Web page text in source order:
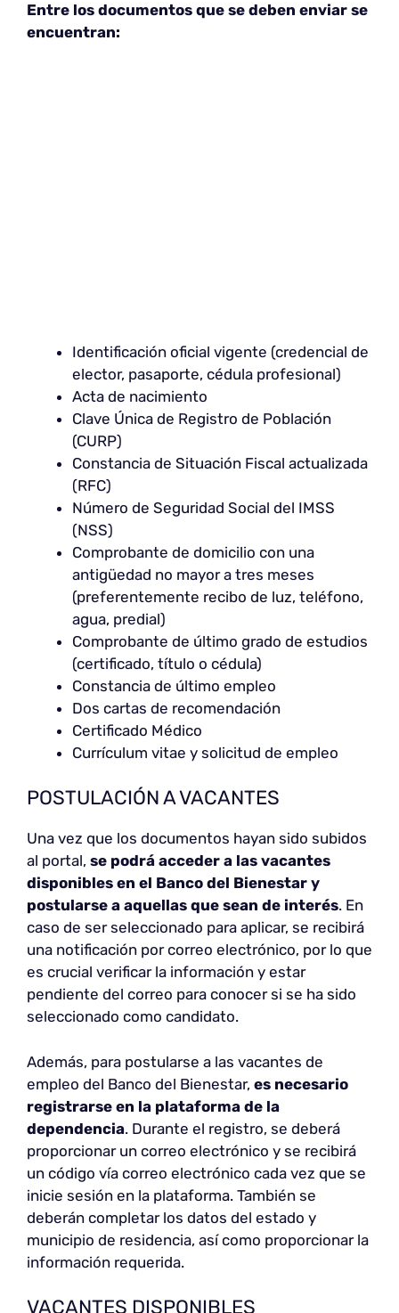
Entre los documentos que se deben enviar se
encuentran:
Identificación oficial vigente (credencial de
elector, pasaporte, cédula profesional)
Acta de nacimiento
Clave Única de Registro de Población
(CURP)
Constancia de Situación Fiscal actualizada
(RFC)
Número de Seguridad Social del IMSS
(NSS)
Comprobante de domicilio con una
antigüedad no mayor a tres meses
(preferentemente recibo de luz, teléfono,
agua, predial)
Comprobante de último grado de estudios
(certificado, título o cédula)
Constancia de último empleo
Dos cartas de recomendación
Certificado Médico
Currículum vitae y solicitud de empleo
POSTULACIÓN A VACANTES
Una vez que los documentos hayan sido subidos
al portal, se podrá acceder a las vacantes
disponibles en el Banco del Bienestar y
postularse a aquellas que sean de interés. En
caso de ser seleccionado para aplicar, se recibirá
una notificación por correo electrónico, por lo que
es crucial verificar la información y estar
pendiente del correo para conocer si se ha sido
seleccionado como candidato.
Además, para postularse a las vacantes de
empleo del Banco del Bienestar, es necesario
registrarse en la plataforma de la
dependencia. Durante el registro, se deberá
proporcionar un correo electrónico y se recibirá
un código vía correo electrónico cada vez que se
inicie sesión en la plataforma. También se
deberán completar los datos del estado y
municipio de residencia, así como proporcionar la
información requerida.
VACANTES DISPONIBLES